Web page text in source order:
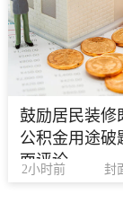
鼓励居民装修
公积金用途破
面评论
2小时前 封